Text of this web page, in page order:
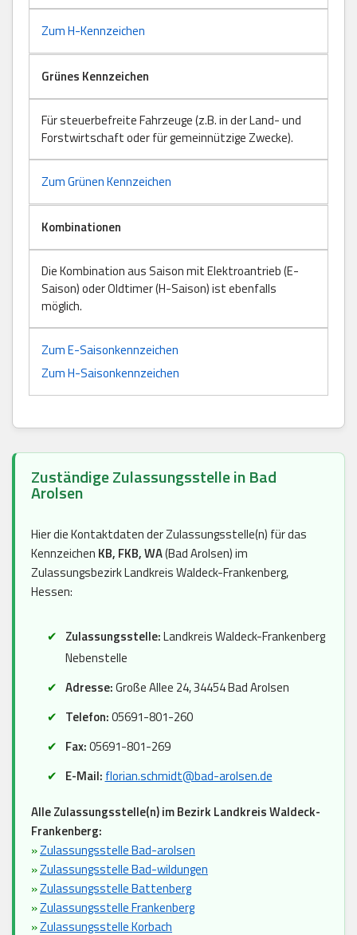
Zum H-Kennzeichen
Grünes Kennzeichen
Für steuerbefreite Fahrzeuge (z.B. in der Land- und
Forstwirtschaft oder für gemeinnützige Zwecke).
Zum Grünen Kennzeichen
Kombinationen
Die Kombination aus Saison mit Elektroantrieb (E-
Saison) oder Oldtimer (H-Saison) ist ebenfalls
möglich.
Zum E-Saisonkennzeichen
Zum H-Saisonkennzeichen
Zuständige Zulassungsstelle in Bad
Arolsen
Hier die Kontaktdaten der Zulassungsstelle(n) für das
Kennzeichen KB, FKB, WA(Bad Arolsen) im
Zulassungsbezirk Landkreis Waldeck-Frankenberg,
Hessen:
Zulassungsstelle:Landkreis Waldeck-Frankenberg
Nebenstelle
Adresse:Große Allee 24, 34454 Bad Arolsen
Telefon:05691-801-260
Fax:05691-801-269
E-Mail: florian.schmidt@bad-arolsen.de
Alle Zulassungsstelle(n) im Bezirk Landkreis Waldeck-
Frankenberg:
»Zulassungsstelle Bad-arolsen
»Zulassungsstelle Bad-wildungen
»Zulassungsstelle Battenberg
»Zulassungsstelle Frankenberg
»Zulassungsstelle Korbach